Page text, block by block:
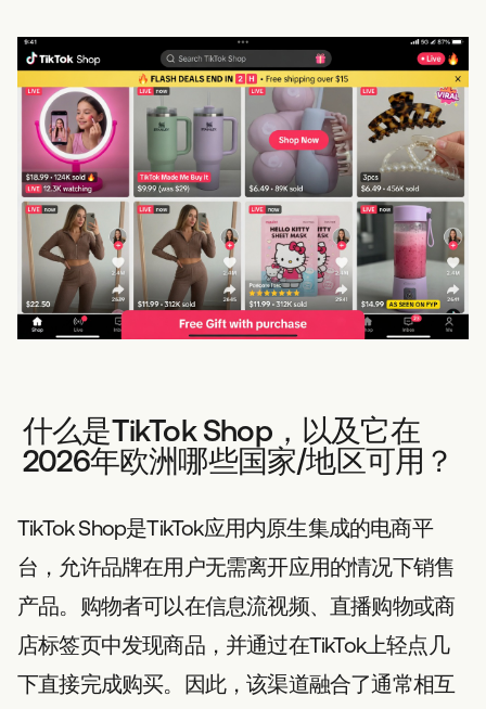
什么是TikTok Shop，以及它在
2026年欧洲哪些国家/地区可用？
TikTok Shop是TikTok应用内原生集成的电商平
台，允许品牌在用户无需离开应用的情况下销售
产品。购物者可以在信息流视频、直播购物或商
店标签页中发现商品，并通过在TikTok上轻点几
下直接完成购买。因此，该渠道融合了通常相互